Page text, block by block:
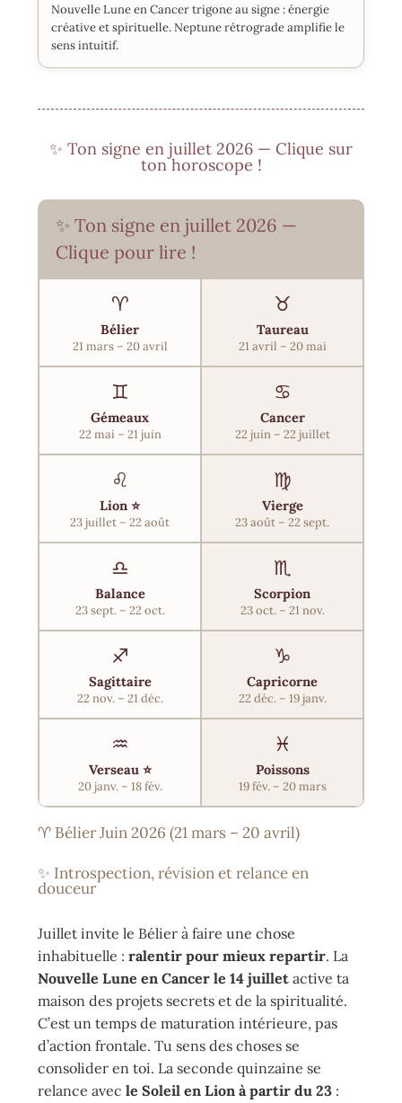
Nouvelle Lune en Cancer trigone au signe : énergie
créative et spirituelle. Neptune rétrograde amplifie le
sens intuitif.
✨ Ton signe en juillet 2026 — Clique sur
ton horoscope !
✨ Ton signe en juillet 2026 —
Clique pour lire !
♈
Bélier
21 mars – 20 avril
♉
Taureau
21 avril – 20 mai
♊
Gémeaux
22 mai – 21 juin
♋
Cancer
22 juin – 22 juillet
♌
Lion ⭐
23 juillet – 22 août
♍
Vierge
23 août – 22 sept.
♎
Balance
23 sept. – 22 oct.
♏
Scorpion
23 oct. – 21 nov.
♐
Sagittaire
22 nov. – 21 déc.
♑
Capricorne
22 déc. – 19 janv.
♒
Verseau ⭐
20 janv. – 18 fév.
♓
Poissons
19 fév. – 20 mars
♈ Bélier Juin 2026 (21 mars – 20 avril)
✨ Introspection, révision et relance en
douceur
Juillet invite le Bélier à faire une chose
inhabituelle : ralentir pour mieux repartir. La
Nouvelle Lune en Cancer le 14 juillet active ta
maison des projets secrets et de la spiritualité.
C’est un temps de maturation intérieure, pas
d’action frontale. Tu sens des choses se
consolider en toi. La seconde quinzaine se
relance avec le Soleil en Lion à partir du 23 :